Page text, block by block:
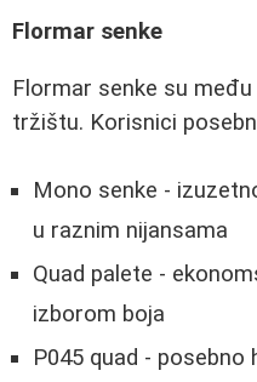
Flormar senke
Flormar senke su
tržištu. Korisnici
Mono senke -
u raznim nijansama
Quad palete -
izborom boja
P045 quad - posebno